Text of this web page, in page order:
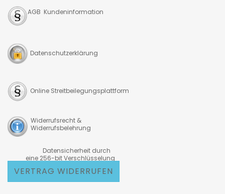
AGB Kundeninformation
Datenschutzerklärung
Online Streitbeilegungsplattform
Widerrufsrecht &
Widerrufsbelehrung
Datensicherheit durch
eine 256-bit Verschlüsselung
VERTRAG WIDERRUFEN